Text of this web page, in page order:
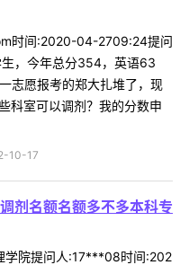
时间:2020-04-2709:24提问
，今年总分354，英语63
志愿报考的郑大扎堆了，现
科室可以调剂？我的分数申
10-17
剂名额名额多不多本科专
学院提问人:17***08时间:202